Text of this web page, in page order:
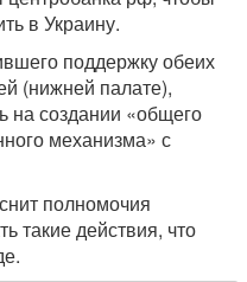
в Украину.
поддержку обеих
(нижней палате),
на создании «общего
механизма» с
полномочия
такие действия, что